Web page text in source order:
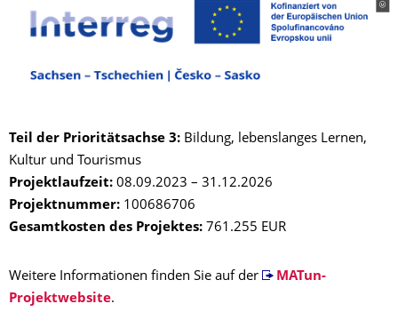
Teil der Prioritätsachse 3: Bildung, lebenslanges Lernen,
Kultur und Tourismus
Projektlaufzeit: 08.09.2023 – 31.12.2026
Projektnummer: 100686706
Gesamtkosten des Projektes: 761.255 EUR
Weitere Informationen finden Sie auf der
MATun-
Projektwebsite.